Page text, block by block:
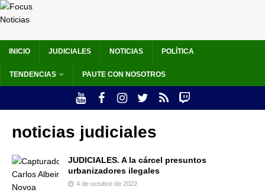
INICIO JUDICIALES NOTICIAS POLÍTICA
TENDENCIAS PAUTE CON NOSOTROS
noticias judiciales
JUDICIALES. A la cárcel presuntos
urbanizadores ilegales
4 de octubre de 2022